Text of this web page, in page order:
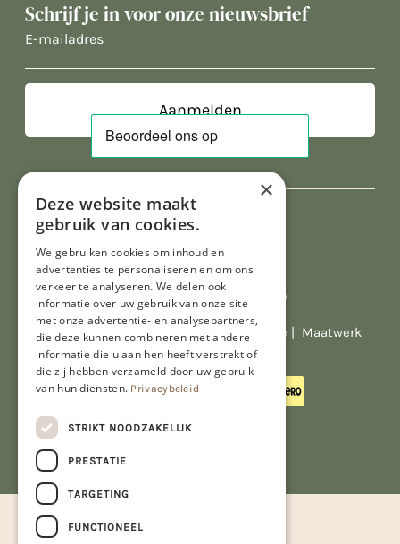
Schrijf je in voor onze nieuwsbrief
E-
Al onze prijzen zijn incl. BTW
© Copyright 2026 Limburgs Bakwinkeltje | Maatwerk
website webmix
×
Deze website maakt
gebruik van cookies.
We gebruiken cookies om inhoud en
advertenties te personaliseren en om ons
verkeer te analyseren. We delen ook
informatie over uw gebruik van onze site
met onze advertentie- en analysepartners,
die deze kunnen combineren met andere
informatie die u aan hen heeft verstrekt of
die zij hebben verzameld door uw gebruik
van hun diensten. Privacybeleid
STRIKT NOODZAKELIJK
PRESTATIE
TARGETING
FUNCTIONEEL